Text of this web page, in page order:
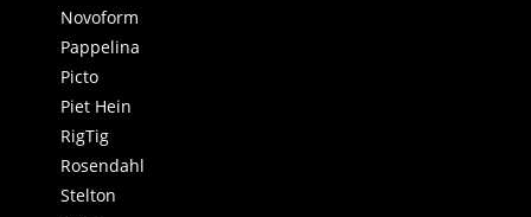
Novoform
Pappelina
Picto
Piet Hein
RigTig
Rosendahl
Stelton